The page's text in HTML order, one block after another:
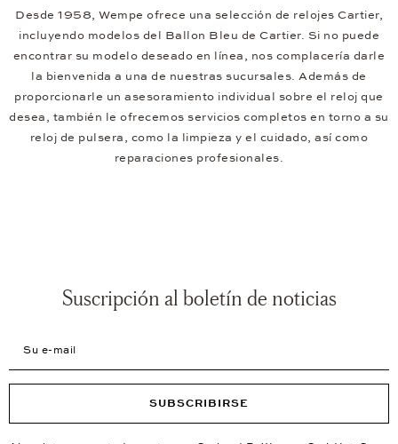
Desde 1958, Wempe ofrece una selección de relojes Cartier,
incluyendo modelos del Ballon Bleu de Cartier. Si no puede
encontrar su modelo deseado en línea, nos complacería darle
la bienvenida a una de nuestras sucursales. Además de
proporcionarle un asesoramiento individual sobre el reloj que
desea, también le ofrecemos servicios completos en torno a su
reloj de pulsera, como la limpieza y el cuidado, así como
reparaciones profesionales.
Suscripción al boletín de noticias
SUBSCRIBIRSE